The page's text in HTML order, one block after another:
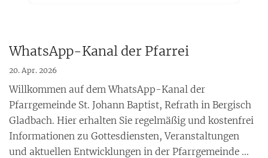
WhatsApp-Kanal der Pfarrei
20. Apr. 2026
Willkommen auf dem WhatsApp-Kanal der
Pfarrgemeinde St. Johann Baptist, Refrath in Bergisch
Gladbach. Hier erhalten Sie regelmäßig und kostenfrei
Informationen zu Gottesdiensten, Veranstaltungen
und aktuellen Entwicklungen in der Pfarrgemeinde ...